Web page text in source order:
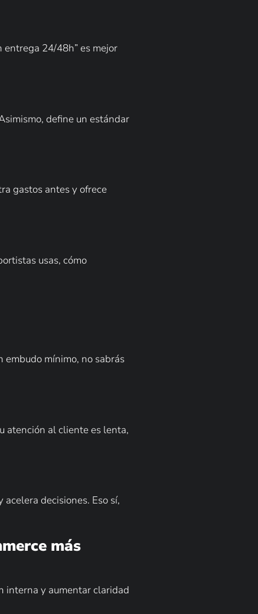
entrega 24/48h” es mejor
define un estándar
gastos antes y ofrece
usas, cómo
embudo mínimo, no sabrás
atención al cliente es lenta,
decisiones. Eso sí,
más
interna y aumentar claridad